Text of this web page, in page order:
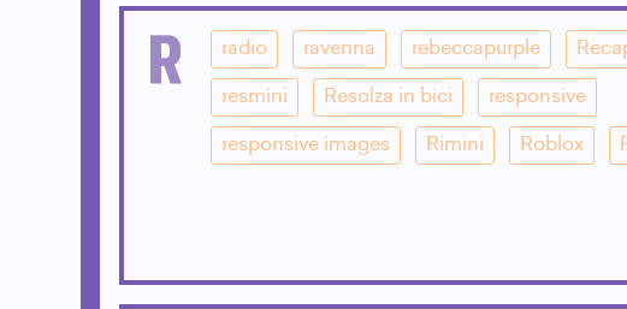
R radio ravenna rebeccapurple
resmini Resolza in bici responsive
responsive images Rimini Roblox